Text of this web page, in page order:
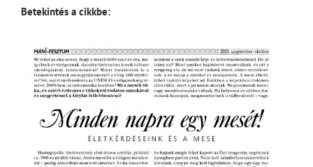
Betekintés a cikkbe: